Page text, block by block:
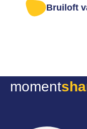
aanrader Ik was
er af te halen. Ik
Bruiloft
moment